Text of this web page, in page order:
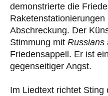
demonstrierte die
Raketenstationierungen
Abschreckung. Der
Stimmung mit Russians
Friedensappell. Er ist
gegenseitiger Angst.
Im Liedtext richtet Sting